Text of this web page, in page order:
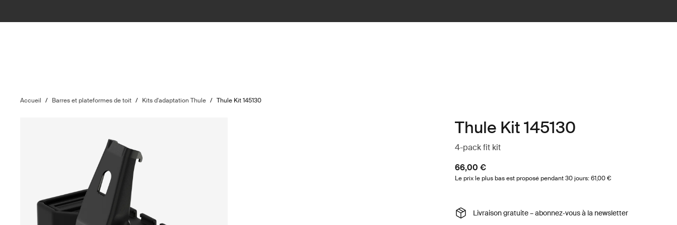
Accueil / Barres et plateformes de toit / Kits d'adaptation Thule / Thule Kit 145130
Thule Kit 145130
4-pack fit kit
66,00 €
Le prix le plus bas est proposé pendant 30 jours: 61,00 €
Livraison gratuite – abonnez‑vous à la newsletter